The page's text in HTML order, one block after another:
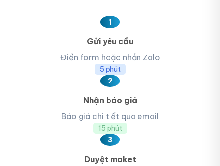
1
Gửi yêu cầu
Điền form hoặc nhắn Zalo
5 phút
2
Nhận báo giá
Báo giá chi tiết qua email
15 phút
3
Duyệt maket